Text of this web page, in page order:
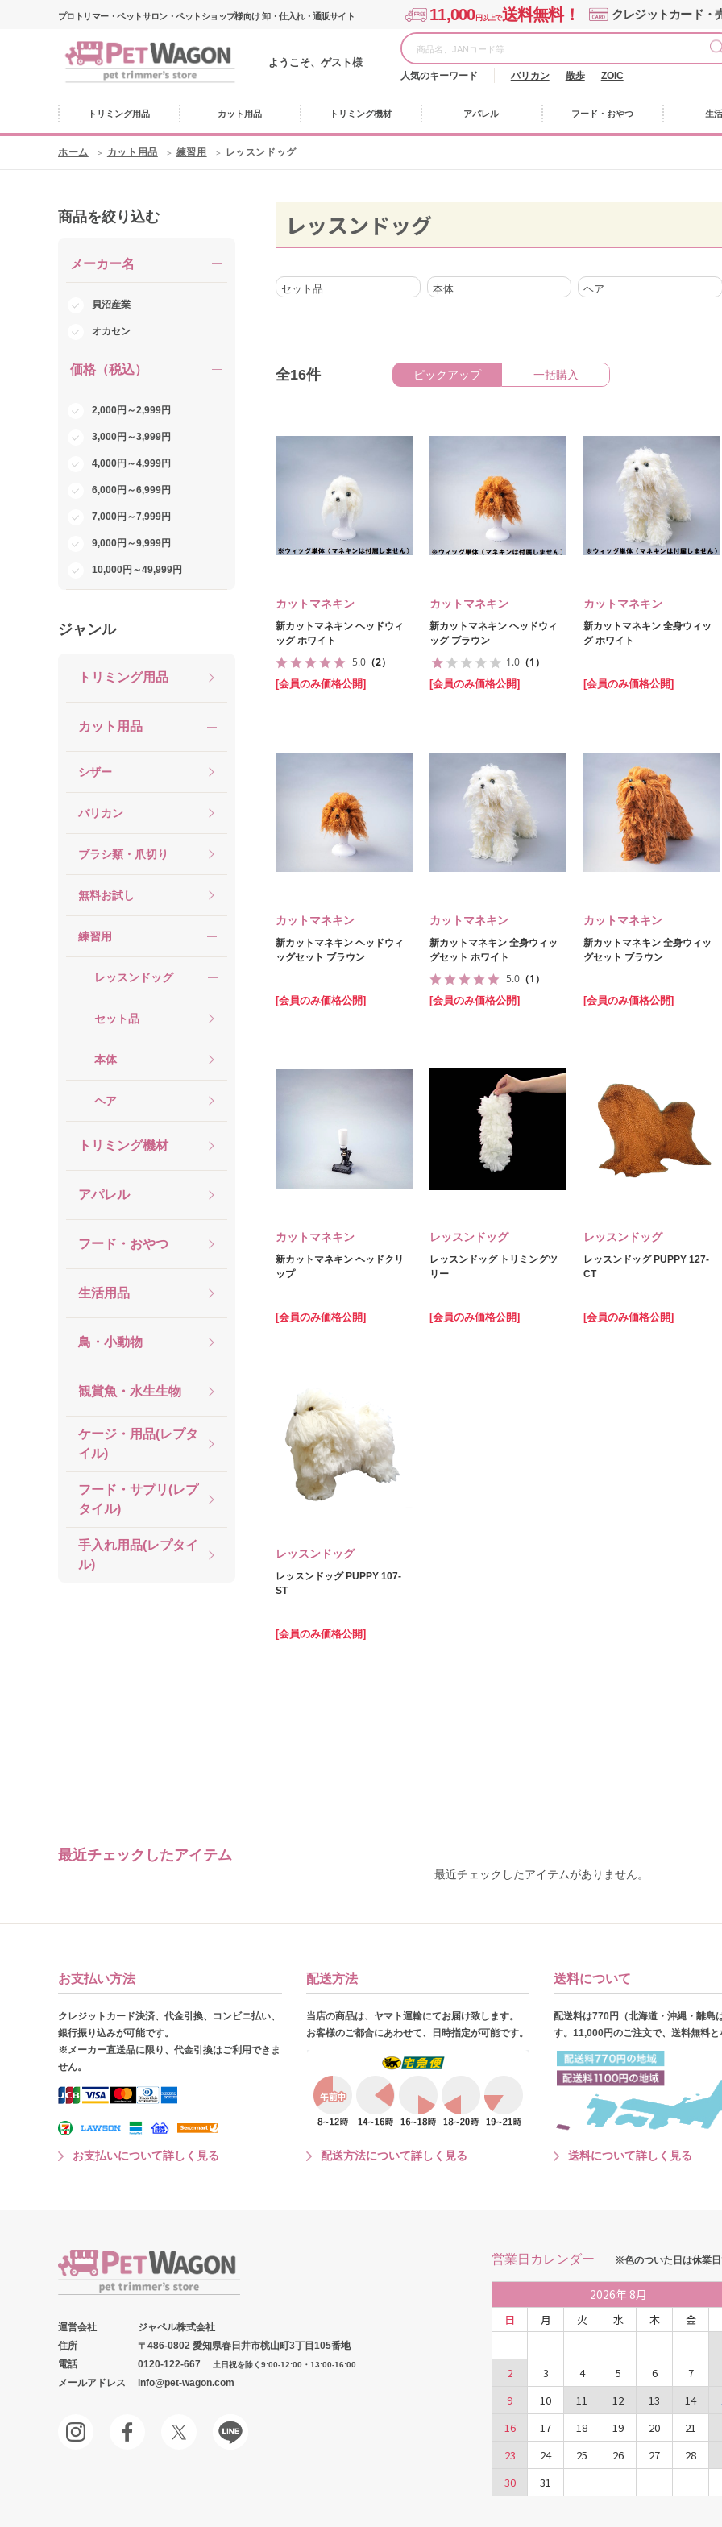
プロトリマー・ペットサロン・ペットショップ様向け 卸・仕入れ・通販サイト 11,000円以上で送料無料！ クレジットカード・
ようこそ、ゲスト様
人気のキーワード バリカン 散歩 ZOIC
トリミング用品 カット用品 トリミング機材 アパレル フード・おやつ 生
ホーム カット用品 練習用 レッスンドッグ
商品を絞り込む
メーカー名
貝沼産業
オカセン
価格（税込）
2,000円～2,999円
3,000円～3,999円
4,000円～4,999円
6,000円～6,999円
7,000円～7,999円
9,000円～9,999円
10,000円～49,999円
ジャンル
トリミング用品
カット用品
シザー
バリカン
ブラシ類・爪切り
無料お試し
練習用
レッスンドッグ
セット品
本体
ヘア
トリミング機材
アパレル
フード・おやつ
生活用品
鳥・小動物
観賞魚・水生生物
ケージ・用品(レプタ
イル)
フード・サプリ(レプ
タイル)
手入れ用品(レプタイ
ル)
レッスンドッグ
セット品 本体 ヘア
全16件 ピックアップ 一括購入
カットマネキン
新カットマネキン ヘッドウィ
ッグ ホワイト
5.0 （2）
[会員のみ価格公開]
カットマネキン
新カットマネキン ヘッドウィ
ッグ ブラウン
1.0 （1）
[会員のみ価格公開]
カットマネキン
新カットマネキン 全身ウィッ
グ ホワイト
[会員のみ価格公開]
カットマネキン
新カットマネキン ヘッドウィ
ッグセット ブラウン
[会員のみ価格公開]
カットマネキン
新カットマネキン 全身ウィッ
グセット ホワイト
5.0 （1）
[会員のみ価格公開]
カットマネキン
新カットマネキン 全身ウィッ
グセット ブラウン
[会員のみ価格公開]
カットマネキン
新カットマネキン ヘッドクリ
ップ
[会員のみ価格公開]
レッスンドッグ
レッスンドッグ トリミングツ
リー
[会員のみ価格公開]
レッスンドッグ
レッスンドッグ PUPPY 127-
CT
[会員のみ価格公開]
レッスンドッグ
レッスンドッグ PUPPY 107-
ST
[会員のみ価格公開]
最近チェックしたアイテム
最近チェックしたアイテムがありません。
お支払い方法
クレジットカード決済、代金引換、コンビニ払い、
銀行振り込みが可能です。
※メーカー直送品に限り、代金引換はご利用できま
せん。
お支払いについて詳しく見る
配送方法
当店の商品は、ヤマト運輸にてお届け致します。
お客様のご都合にあわせて、日時指定が可能です。
配送方法について詳しく見る
送料について
配送料は770円（北海道・沖縄・離島
す。11,000円のご注文で、送料無料と
送料について詳しく見る
運営会社
ジャペル株式会社
住所
〒486-0802 愛知県春日井市桃山町3丁目105番地
電話
0120-122-667 土日祝を除く9:00-12:00・13:00-16:00
メールアドレス info@pet-wagon.com
営業日カレンダー ※色のついた日は休業日
2026年 8月
日 月 火 水 木 金
2
3 4 5 6 7
9
10 11 12 13 14
16
17 18 19 20 21
23
24 25 26 27 28
30
31